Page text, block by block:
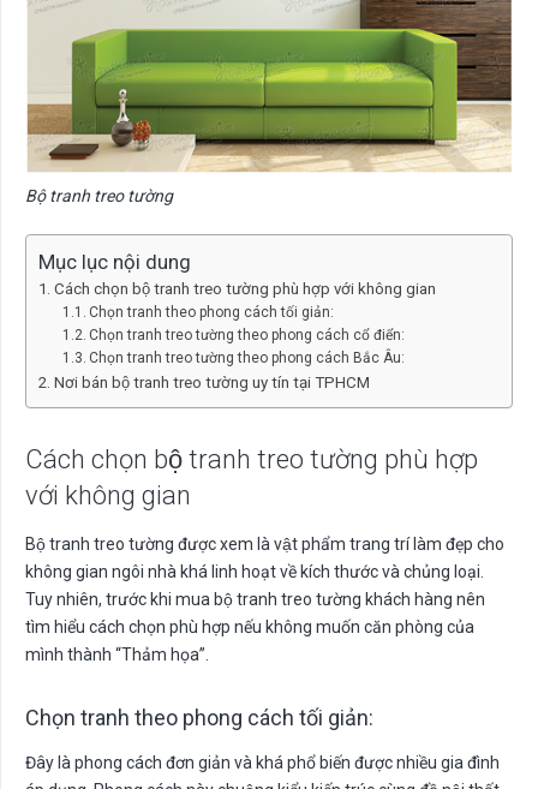
Bộ tranh treo tường
Mục lục nội dung
Cách chọn bộ tranh treo tường phù hợp với không gian
Chọn tranh theo phong cách tối giản:
Chọn tranh treo tường theo phong cách cổ điển:
Chọn tranh treo tường theo phong cách Bắc Âu:
Nơi bán bộ tranh treo tường uy tín tại TPHCM
Cách chọn bộ tranh treo tường phù hợp
với không gian
Bộ tranh treo tường được xem là vật phẩm trang trí làm đẹp cho
không gian ngôi nhà khá linh hoạt về kích thước và chủng loại.
Tuy nhiên, trước khi mua bộ tranh treo tường khách hàng nên
tìm hiểu cách chọn phù hợp nếu không muốn căn phòng của
mình thành “Thảm họa”.
Chọn tranh theo phong cách tối giản:
Đây là phong cách đơn giản và khá phổ biến được nhiều gia đình